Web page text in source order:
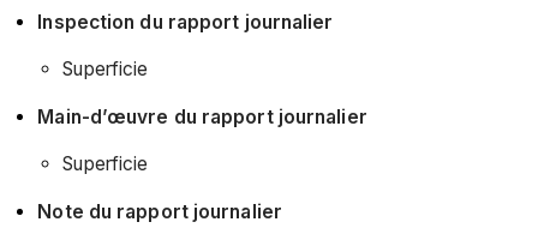
Inspection du rapport journalier
Superficie
Main-d’œuvre du rapport journalier
Superficie
Note du rapport journalier